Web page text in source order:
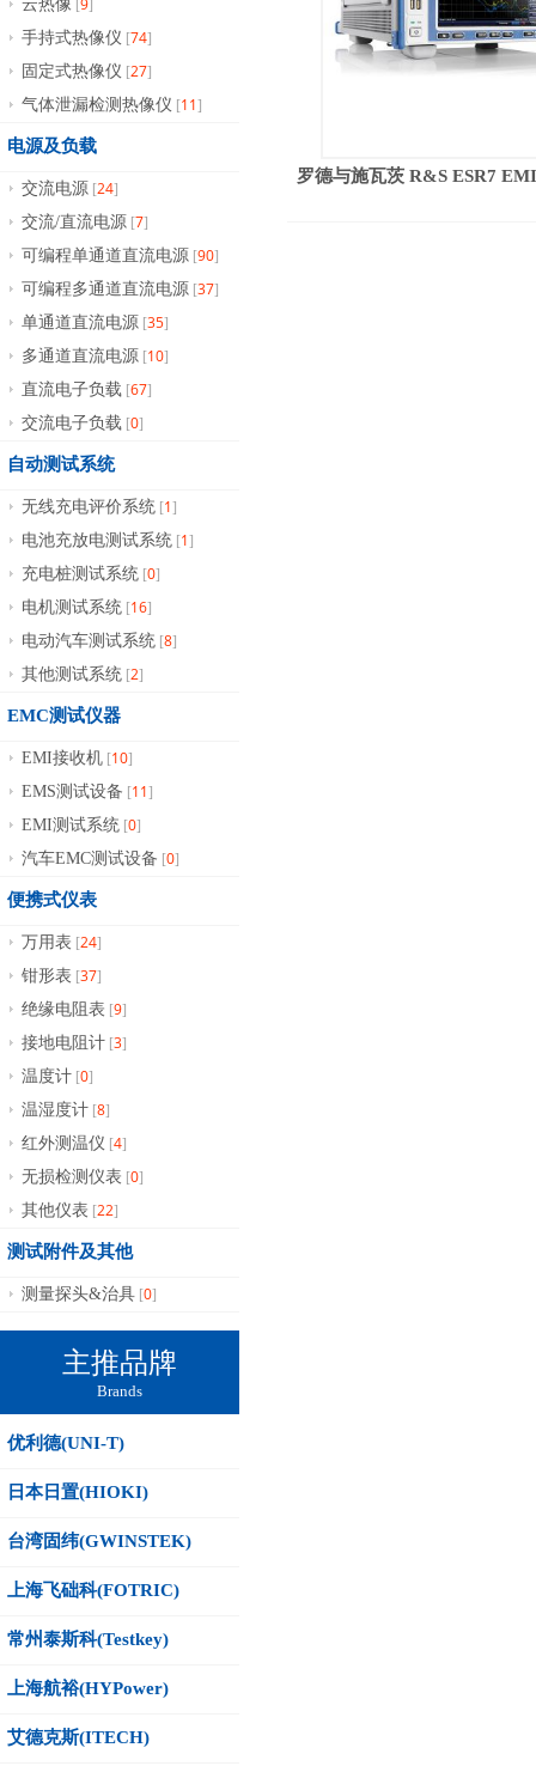
云热像 [9]
手持式热像仪 [74]
固定式热像仪 [27]
气体泄漏检测热像仪 [11]
电源及负载
交流电源 [24]
交流/直流电源 [7]
可编程单通道直流电源 [90]
可编程多通道直流电源 [37]
单通道直流电源 [35]
多通道直流电源 [10]
直流电子负载 [67]
交流电子负载 [0]
自动测试系统
无线充电评价系统 [1]
电池充放电测试系统 [1]
充电桩测试系统 [0]
电机测试系统 [16]
电动汽车测试系统 [8]
其他测试系统 [2]
EMC测试仪器
EMI接收机 [10]
EMS测试设备 [11]
EMI测试系统 [0]
汽车EMC测试设备 [0]
便携式仪表
万用表 [24]
钳形表 [37]
绝缘电阻表 [9]
接地电阻计 [3]
温度计 [0]
温湿度计 [8]
红外测温仪 [4]
无损检测仪表 [0]
其他仪表 [22]
测试附件及其他
测量探头&治具 [0]
主推品牌
Brands
优利德(UNI-T)
日本日置(HIOKI)
台湾固纬(GWINSTEK)
上海飞础科(FOTRIC)
常州泰斯科(Testkey)
上海航裕(HYPower)
艾德克斯(ITECH)
罗德与施瓦茨 R&S ESR7